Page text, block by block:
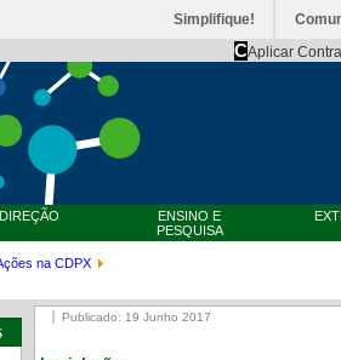
Simplifique!
CAplicar
DIREÇÃO
ENSINO E
PESQUISA
na CDPX
Publicado: 19 Junho 2017